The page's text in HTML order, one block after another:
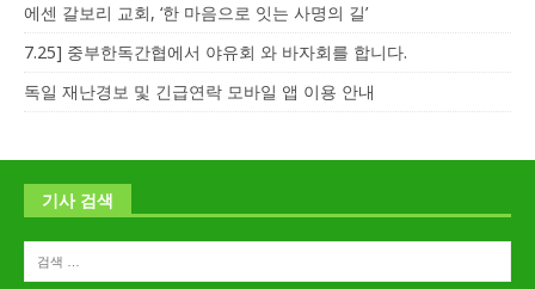
에센 갈보리 교회, ‘한 마음으로 잇는 사명의 길’
7.25] 중부한독간협에서 야유회 와 바자회를 합니다.
독일 재난경보 및 긴급연락 모바일 앱 이용 안내
기사 검색